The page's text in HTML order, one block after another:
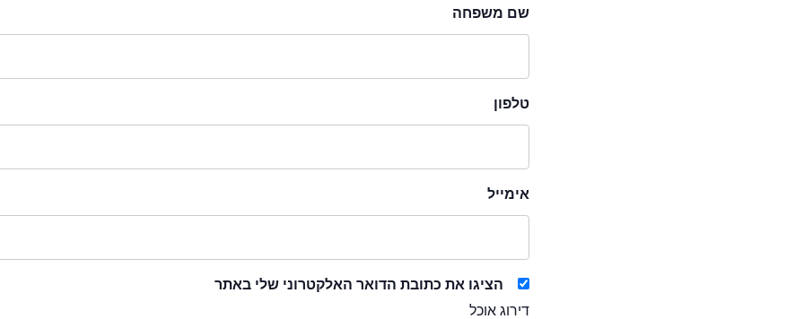
שם משפחה
טלפון
אימייל
הציגו את כתובת הדואר האלקטרוני שלי באתר
דירוג אוכל